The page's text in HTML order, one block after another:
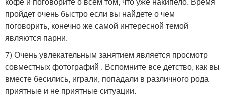
пройдет очень быстро если вы найдете о чем
поговорить, конечно же самой интересной темой
являются парни.
7) Очень увлекательным занятием является просмотр
совместных фотографий . Вспомните все детство, как вы
вместе бесились, играли, попадали в различного рода
приятные и не приятные ситуации.